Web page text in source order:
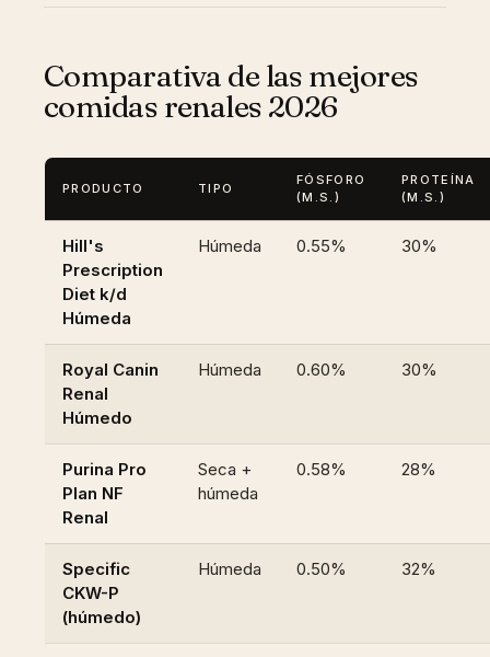
Comparativa de las mejores
comidas renales 2026
PRODUCTO TIPO
FÓSFORO
(M.S.)
PROTEÍNA
(M.S.)
Hill's
Prescription
Diet k/d
Húmeda
Húmeda 0.55% 30%
Royal Canin
Renal
Húmedo
Húmeda 0.60% 30%
Purina Pro
Plan NF
Renal
Seca +
húmeda
0.58% 28%
Specific
CKW-P
(húmedo)
Húmeda 0.50% 32%